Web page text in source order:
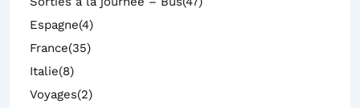
Espagne(4)
France(35)
Italie(8)
Voyages(2)